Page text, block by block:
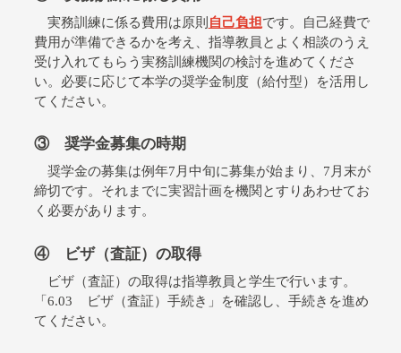
実務訓練に係る費用は原則 自己負担です。自己経費で
費用が準備できるかを考え、指導教員とよく相談のうえ
受け入れてもらう実務訓練機関の検討を進めてくださ
い。必要に応じて本学の奨学金制度（給付型）を活用し
てください。
③ 奨学金募集の時期
奨学金の募集は例年7月中旬に募集が始まり、7月末が
締切です。それまでに実習計画を機関とすりあわせてお
く必要があります。
④ ビザ（査証）の取得
ビザ（査証）の取得は指導教員と学生で行います。
「6.03 ビザ（査証）手続き」を確認し、手続きを進め
てください。